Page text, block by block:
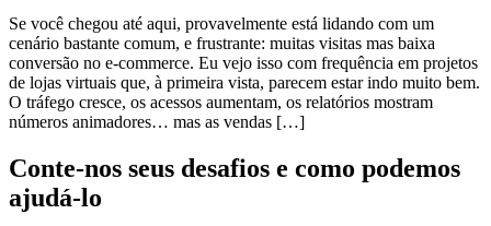
Se você chegou até aqui, provavelmente está lidando com um
cenário bastante comum, e frustrante: muitas visitas mas baixa
conversão no e-commerce. Eu vejo isso com frequência em projetos
de lojas virtuais que, à primeira vista, parecem estar indo muito bem.
O tráfego cresce, os acessos aumentam, os relatórios mostram
números animadores… mas as vendas […]
Conte-nos seus desafios e como podemos
ajudá-lo